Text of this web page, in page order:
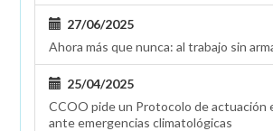
27/06/2025
Ahora más que nunca: al trabajo sin
25/04/2025
CCOO pide un Protocolo de actuación
ante emergencias climatológicas